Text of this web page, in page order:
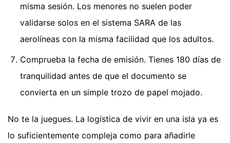
misma sesión. Los menores no suelen poder
validarse solos en el sistema SARA de las
aerolíneas con la misma facilidad que los adultos.
Comprueba la fecha de emisión. Tienes 180 días de
tranquilidad antes de que el documento se
convierta en un simple trozo de papel mojado.
No te la juegues. La logística de vivir en una isla ya es
lo suficientemente compleja como para añadirle